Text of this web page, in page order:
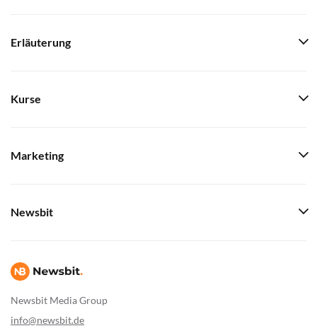
Newsbit Media Group
info@newsbit.de
Erläuterung
Kurse
Marketing
Newsbit